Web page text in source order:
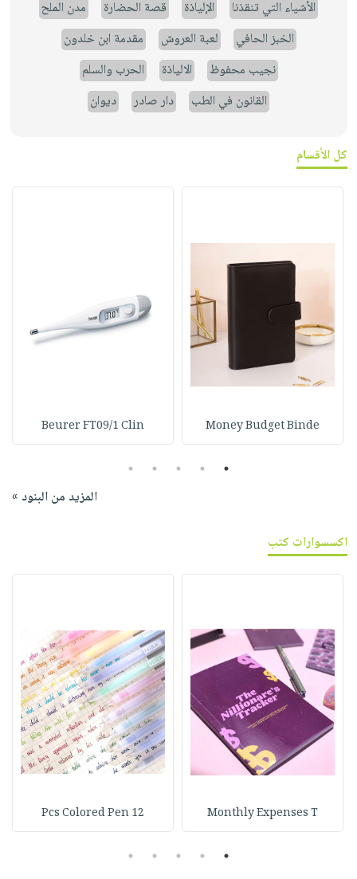
الأشياء التي تنقذنا الإلياذة قصة الحضارة
مدن الملح
الخبز الحافي
لعبة العروش
مقدمة ابن خلدون
نجيب محفوظ
الالياذة
الحرب والسلم
القانون في الطب
دار صادر ديوان
كل الأقسام
Money Budget Binde
Beurer FT09/1 Clin
1
2
3
4
5
المزيد من البنود »
اكسسوارات كتب
Monthly Expenses T
12 Pcs Colored Pen
1
2
3
4
5